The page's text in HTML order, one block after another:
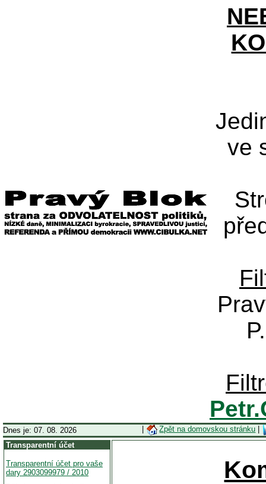
ve
Dnes je: 07. 08. 2026 Zpět na domovskou stránku
Transparentní účet
Transparentní účet pro vaše
dary 2903099979 / 2010